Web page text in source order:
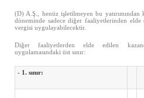
(D) A.Ş., henüz işletilmeyen bu
döneminde sadece diğer faaliyetlerinden
vergisi uygulayabilecektir.
Diğer faaliyetlerden elde edilen
uygulamasındaki üst sınır:
- 1. sınır: